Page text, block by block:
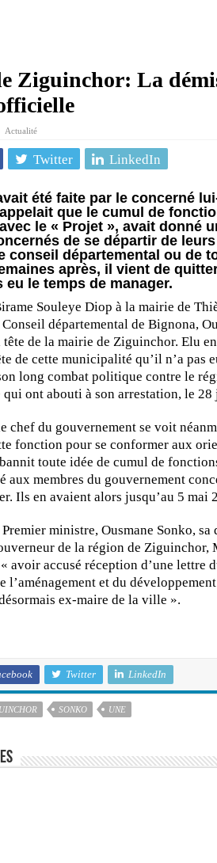
Ziguinchor: La
Actualité
Twitter LinkedIn
été faite par le concerné
que le cumul de
le « Projet », avait donné
de se départir de
conseil départemental ou de
après, il vient de
eu le temps de manager.
Souleye Diop à la mairie de
départemental de Bignona,
de la mairie de Ziguinchor. Elu
de cette municipalité qu’il n’a pas
long combat politique contre le
qui ont abouti à son arrestation, le
chef du gouvernement se voit
fonction pour se conformer aux
toute idée de cumul de
aux membres du gouvernement
Ils en avaient alors jusqu’au 5 mai
ministre, Ousmane Sonko,
de la région de Ziguinchor,
avoir accusé réception d’une lettre
l’aménagement et du
ex-maire de la ville ».
Twitter LinkedIn
SONKO UNE